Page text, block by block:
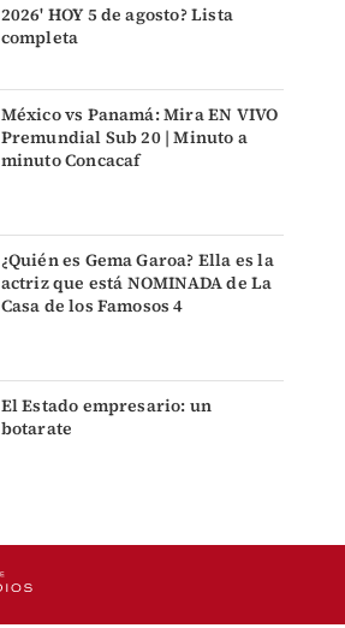
2026' HOY 5 de agosto? Lista
completa
México vs Panamá: Mira EN VIVO
Premundial Sub 20 | Minuto a
minuto Concacaf
¿Quién es Gema Garoa? Ella es la
actriz que está NOMINADA de La
Casa de los Famosos 4
El Estado empresario: un
botarate